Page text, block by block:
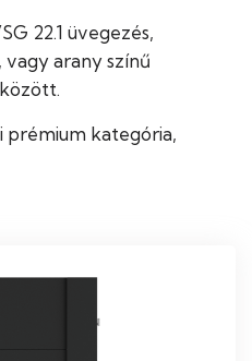
22.1 üvegezés,
arany színű
prémium kategória,